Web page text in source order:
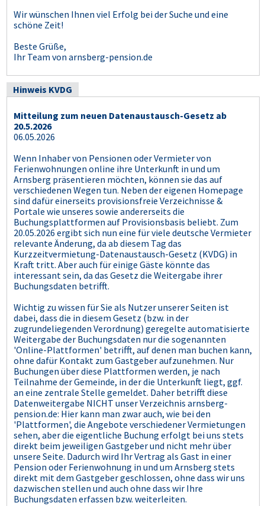
Wir wünschen Ihnen viel Erfolg bei der Suche und eine
schöne Zeit!
Beste Grüße,
Ihr Team von arnsberg-pension.de
Hinweis KVDG
Mitteilung zum neuen Datenaustausch-Gesetz ab
20.5.2026
06.05.2026
Wenn Inhaber von Pensionen oder Vermieter von
Ferienwohnungen online ihre Unterkunft in und um
Arnsberg präsentieren möchten, können sie das auf
verschiedenen Wegen tun. Neben der eigenen Homepage
sind dafür einerseits provisionsfreie Verzeichnisse &
Portale wie unseres sowie andererseits die
Buchungsplattformen auf Provisionsbasis beliebt. Zum
20.05.2026 ergibt sich nun eine für viele deutsche Vermieter
relevante Änderung, da ab diesem Tag das
Kurzzeitvermietung-Datenaustausch-Gesetz (KVDG) in
Kraft tritt. Aber auch für einige Gäste könnte das
interessant sein, da das Gesetz die Weitergabe ihrer
Buchungsdaten betrifft.
Wichtig zu wissen für Sie als Nutzer unserer Seiten ist
dabei, dass die in diesem Gesetz (bzw. in der
zugrundeliegenden Verordnung) geregelte automatisierte
Weitergabe der Buchungsdaten nur die sogenannten
'Online-Plattformen' betrifft, auf denen man buchen kann,
ohne dafür Kontakt zum Gastgeber aufzunehmen. Nur
Buchungen über diese Plattformen werden, je nach
Teilnahme der Gemeinde, in der die Unterkunft liegt, ggf.
an eine zentrale Stelle gemeldet. Daher betrifft diese
Datenweitergabe NICHT unser Verzeichnis arnsberg-
pension.de: Hier kann man zwar auch, wie bei den
'Plattformen', die Angebote verschiedener Vermietungen
sehen, aber die eigentliche Buchung erfolgt bei uns stets
direkt beim jeweiligen Gastgeber und nicht mehr über
unsere Seite. Dadurch wird Ihr Vertrag als Gast in einer
Pension oder Ferienwohnung in und um Arnsberg stets
direkt mit dem Gastgeber geschlossen, ohne dass wir uns
dazwischen stellen und auch ohne dass wir Ihre
Buchungsdaten erfassen bzw. weiterleiten.